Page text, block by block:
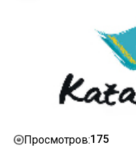
Просмотров:175